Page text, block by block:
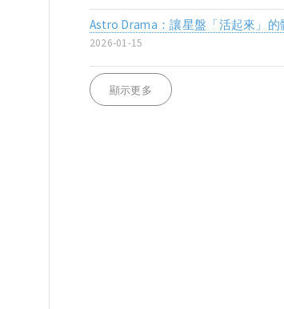
Astro Drama：讓星盤「活起來」的
2026-01-15
顯示更多